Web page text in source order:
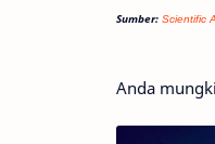
Sumber: Scientific
Anda